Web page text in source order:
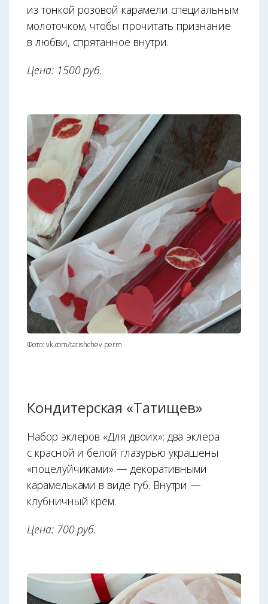
из тонкой розовой карамели специальным
молоточком, чтобы прочитать признание
в любви, спрятанное внутри.
Цена: 1500 руб.
Фото: vk.com/tatishchev.perm
Кондитерская «Татищев»
Набор эклеров «Для двоих»: два эклера
с красной и белой глазурью украшены
«поцелуйчиками» — декоративными
карамельками в виде губ. Внутри —
клубничный крем.
Цена: 700 руб.